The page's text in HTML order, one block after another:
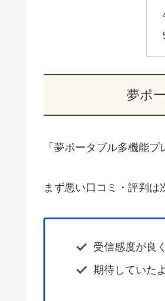
夢ポ
「夢ポータブル多機能
まず悪い口コミ・評判は
受信感度が良
期待していた